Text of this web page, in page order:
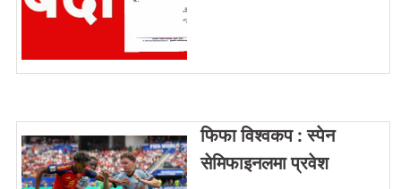
फिफा विश्वकप : स्पेन
सेमिफाइनलमा प्रवेश